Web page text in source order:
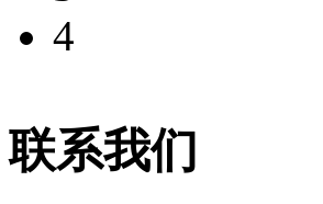
4
联系我们